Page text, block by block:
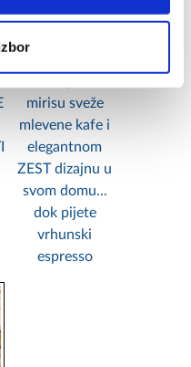
mirisu sveže
mlevene kafe i
elegantnom
ZEST dizajnu u
svom domu...
dok pijete
vrhunski
espresso